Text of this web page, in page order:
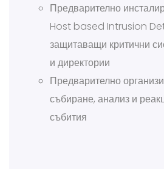
Предварително
Host based Intrusion
защитаващи критични
и директории
Предварително
събиране, анализ и
събития